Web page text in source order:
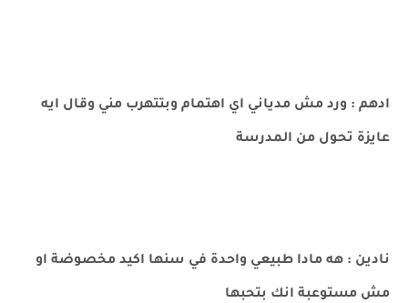
ادهم : ورد مش مدياني اي اهتمام وبتتهرب مني وقال ايه
عايزة تحول من المدرسة
نادين : هه مادا طبيعي واحدة في سنها اكيد مخصوضة او
مش مستوعبة انك بتحبها